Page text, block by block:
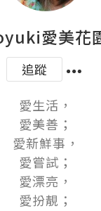
愛美花
追蹤
愛生活，
愛美善；
愛新鮮事，
愛嘗試；
愛漂亮，
愛扮靚；